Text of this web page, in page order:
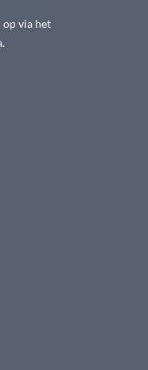
op via het